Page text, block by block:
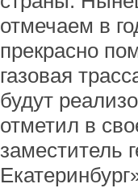
отмечаем в
прекрасно
газовая
будут
отметил в
заместитель